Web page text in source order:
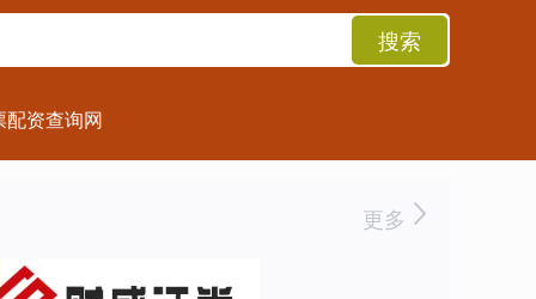
搜索
配资查询网
更多